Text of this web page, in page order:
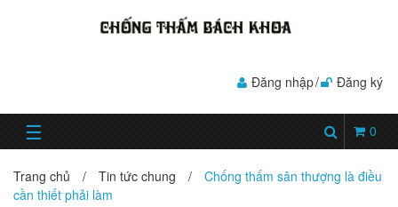
Đăng nhập/ Đăng ký
☰ 0
Trang chủ / Tin tức chung /
Chống thấm sân thượng là điều
cần thiết phải làm